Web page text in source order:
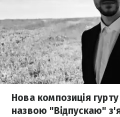
Нова композиція гурту
назвою "Відпускаю"